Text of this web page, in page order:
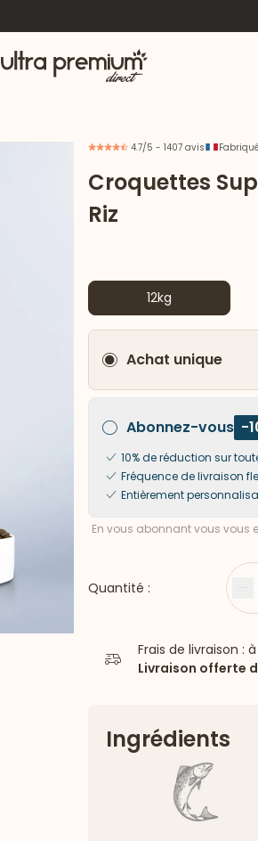
Accueil
4.7/5 - 1407 avis
Croquettes
Riz
12kg
Achat unique
Abonnez-vous -
10% de réduction sur
Fréquence de livraison
Entièrement
En vous abonnant vous vous
Quantité :
Frais de livraison :
Livraison offerte
Ingrédients